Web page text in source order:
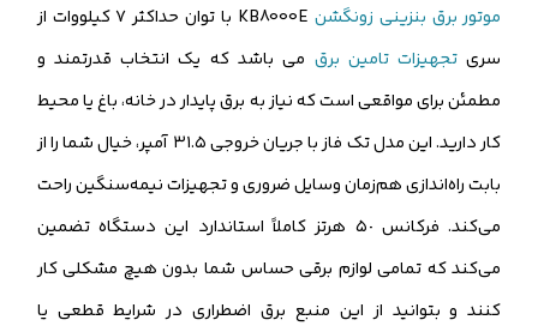
موتور برق بنزینی زونگشن
KB8000E با توان حداکثر ٧ کیلووات از
سری تجهیزات تامین برق می باشد که یک انتخاب قدرتمند و
مطمئن برای مواقعی است که نیاز به برق پایدار در خانه، باغ یا محیط
کار دارید. این مدل تک فاز با جریان خروجی ٣١.٥ آمپر، خیال شما را از
بابت راه‌اندازی هم‌زمان وسایل ضروری و تجهیزات نیمه‌سنگین راحت
می‌کند. فرکانس ٥٠ هرتز کاملاً استاندارد این دستگاه تضمین
می‌کند که تمامی لوازم برقی حساس شما بدون هیچ مشکلی کار
کنند و بتوانید از این منبع برق اضطراری در شرایط قطعی یا